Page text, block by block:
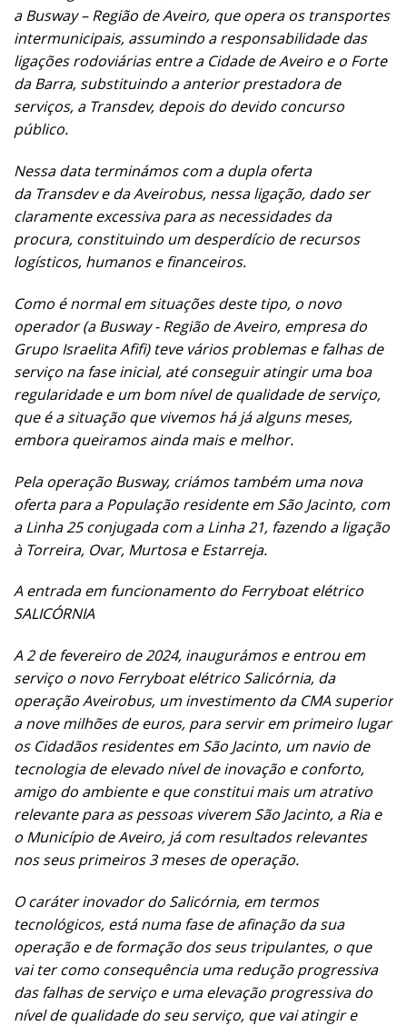
a Busway – Região de Aveiro, que opera os transportes
intermunicipais, assumindo a responsabilidade das
ligações rodoviárias entre a Cidade de Aveiro e o Forte
da Barra, substituindo a anterior prestadora de
serviços, a Transdev, depois do devido concurso
público.
Nessa data terminámos com a dupla oferta
da Transdev e da Aveirobus, nessa ligação, dado ser
claramente excessiva para as necessidades da
procura, constituindo um desperdício de recursos
logísticos, humanos e financeiros.
Como é normal em situações deste tipo, o novo
operador (a Busway - Região de Aveiro, empresa do
Grupo Israelita Afifi) teve vários problemas e falhas de
serviço na fase inicial, até conseguir atingir uma boa
regularidade e um bom nível de qualidade de serviço,
que é a situação que vivemos há já alguns meses,
embora queiramos ainda mais e melhor.
Pela operação Busway, criámos também uma nova
oferta para a População residente em São Jacinto, com
a Linha 25 conjugada com a Linha 21, fazendo a ligação
à Torreira, Ovar, Murtosa e Estarreja.
A entrada em funcionamento do Ferryboat elétrico
SALICÓRNIA
A 2 de fevereiro de 2024, inaugurámos e entrou em
serviço o novo Ferryboat elétrico Salicórnia, da
operação Aveirobus, um investimento da CMA superior
a nove milhões de euros, para servir em primeiro lugar
os Cidadãos residentes em São Jacinto, um navio de
tecnologia de elevado nível de inovação e conforto,
amigo do ambiente e que constitui mais um atrativo
relevante para as pessoas viverem São Jacinto, a Ria e
o Município de Aveiro, já com resultados relevantes
nos seus primeiros 3 meses de operação.
O caráter inovador do Salicórnia, em termos
tecnológicos, está numa fase de afinação da sua
operação e de formação dos seus tripulantes, o que
vai ter como consequência uma redução progressiva
das falhas de serviço e uma elevação progressiva do
nível de qualidade do seu serviço, que vai atingir e